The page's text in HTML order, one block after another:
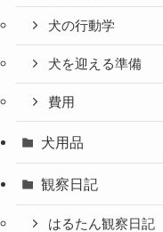
犬の行動学
犬を迎える準備
費用
犬用品
観察日記
はるたん観察日記